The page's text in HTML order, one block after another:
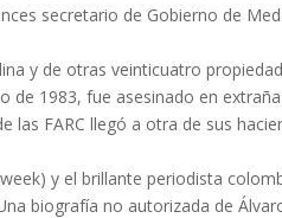
secretario de Gobierno de
y de otras veinticuatro
1983, fue asesinado en
FARC llegó a otra de sus
y el brillante periodista
biografía no autorizada de